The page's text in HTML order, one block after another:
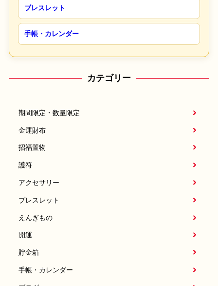
ブレスレット
手帳・カレンダー
カテゴリー
期間限定・数量限定
金運財布
招福置物
護符
アクセサリー
ブレスレット
えんぎもの
開運
貯金箱
手帳・カレンダー